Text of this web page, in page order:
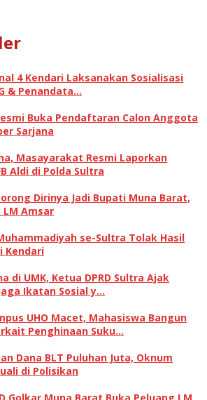
4 Kendari Laksanakan Sosialisasi
& Penandata…
Buka Pendaftaran Calon Anggota
Sarjana
Masayarakat Resmi Laporkan
Aldi di Polda Sultra
Dirinya Jadi Bupati Muna Barat,
Amsar
se-Sultra Tolak Hasil
Kendari
di UMK, Ketua DPRD Sultra Ajak
Ikatan Sosial y…
UHO Macet, Mahasiswa Bangun
Penghinaan Suku…
Dana BLT Puluhan Juta, Oknum
di Polisikan